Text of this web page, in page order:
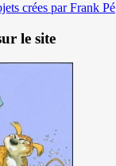
crées par Frank Pé
le site